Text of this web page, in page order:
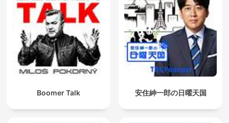
Boomer Talk 安住紳一郎の日曜天国